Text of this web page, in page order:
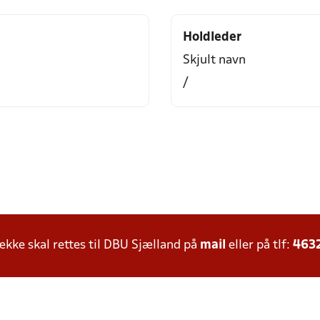
Holdleder
Skjult navn
/
skal rettes til DBU Sjælland på mail eller på tlf: